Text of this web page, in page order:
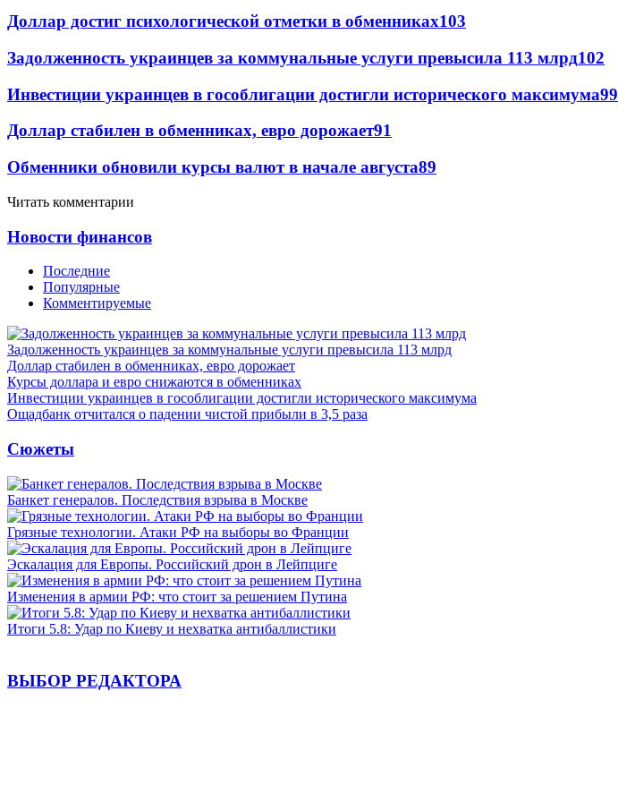
Доллар достиг психологической отметки в обменниках103
Задолженность украинцев за коммунальные услуги превысила 113 млрд102
Инвестиции украинцев в гособлигации достигли исторического максимума99
Доллар стабилен в обменниках, евро дорожает91
Обменники обновили курсы валют в начале августа89
Читать комментарии
Новости финансов
Последние
Популярные
Комментируемые
Задолженность украинцев за коммунальные услуги превысила 113 млрд
Доллар стабилен в обменниках, евро дорожает
Курсы доллара и евро снижаются в обменниках
Инвестиции украинцев в гособлигации достигли исторического максимума
Ощадбанк отчитался о падении чистой прибыли в 3,5 раза
Сюжеты
Банкет генералов. Последствия взрыва в Москве
Грязные технологии. Атаки РФ на выборы во Франции
Эскалация для Европы. Российский дрон в Лейпциге
Изменения в армии РФ: что стоит за решением Путина
Итоги 5.8: Удар по Киеву и нехватка антибаллистики
ВЫБОР РЕДАКТОРА